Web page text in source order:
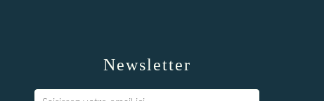
Newsletter